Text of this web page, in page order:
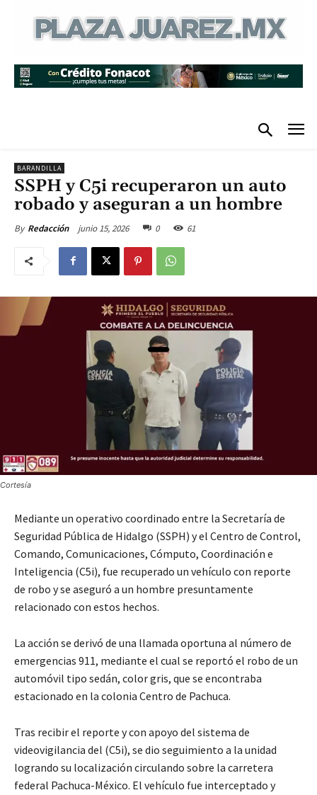
BARANDILLA
SSPH y C5i recuperaron un auto
robado y aseguran a un hombre
By Redacción junio 15, 2026 0 61
Cortesía
Mediante un operativo coordinado entre la Secretaría de
Seguridad Pública de Hidalgo (SSPH) y el Centro de Control,
Comando, Comunicaciones, Cómputo, Coordinación e
Inteligencia (C5i), fue recuperado un vehículo con reporte
de robo y se aseguró a un hombre presuntamente
relacionado con estos hechos.
La acción se derivó de una llamada oportuna al número de
emergencias 911, mediante el cual se reportó el robo de un
automóvil tipo sedán, color gris, que se encontraba
estacionado en la colonia Centro de Pachuca.
Tras recibir el reporte y con apoyo del sistema de
videovigilancia del (C5i), se dio seguimiento a la unidad
logrando su localización circulando sobre la carretera
federal Pachuca-México. El vehículo fue interceptado y